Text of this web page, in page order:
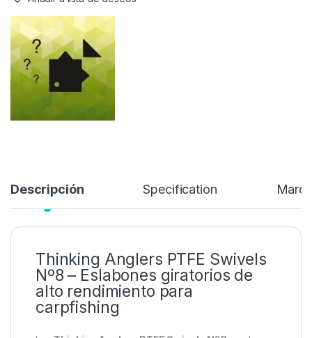
todos los niveles que quieran optimizar sus montajes de
carpfishing con fiabilidad garantizada.
4,60€